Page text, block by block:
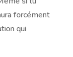
forcément
qui